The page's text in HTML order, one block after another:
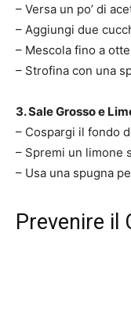
– Versa un po’ di
– Aggiungi due
– Mescola fino a
– Strofina con una
3. Sale Grosso e
– Cospargi il fondo
– Spremi un limone
– Usa una spugna
Prevenire il